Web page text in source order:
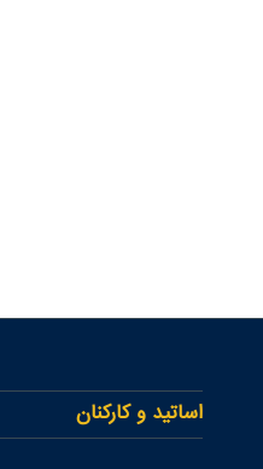
اساتید و کارکنان